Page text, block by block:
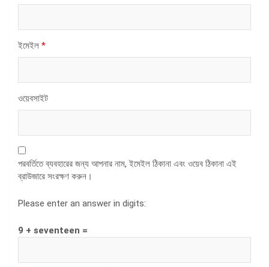
ইমেইল *
ওয়েবসাইট
পরবর্তিতে ব্যবহারের জন্য আপনার নাম, ইমেইল ঠিকানা এবং ওয়েব ঠিকানা এই
ব্রাউজারে সংরক্ষণ করুন।
Please enter an answer in digits:
9 + seventeen =